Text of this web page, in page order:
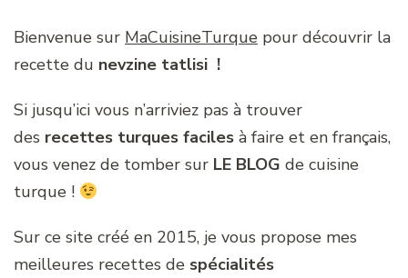
Bienvenue sur MaCuisineTurque pour découvrir la
recette du nevzine tatlisi !
Si jusqu’ici vous n’arriviez pas à trouver
des recettes turques faciles à faire et en français,
vous venez de tomber sur LE BLOG de cuisine
turque !
Sur ce site créé en 2015, je vous propose mes
meilleures recettes de spécialités